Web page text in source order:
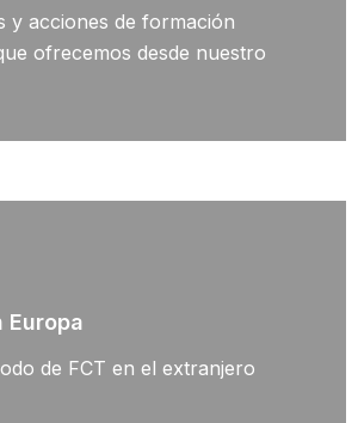
y acciones de formación
ofrecemos desde nuestro
Europa
de FCT en el extranjero